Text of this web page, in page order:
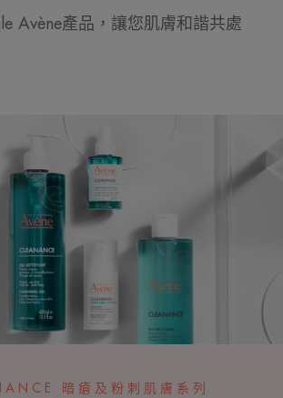
Avène產品，讓您肌膚和諧共處
暗瘡及粉刺肌膚系列